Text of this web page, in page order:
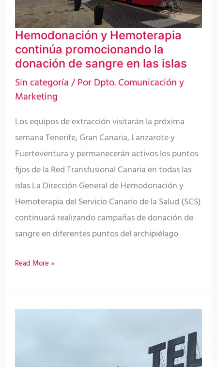
Hemodonación y Hemoterapia
continúa promocionando la
donación de sangre en las islas
Sin categoría/ PorDpto. Comunicación y
Marketing
Los equipos de extracción visitarán la próxima
semana Tenerife, Gran Canaria, Lanzarote y
Fuerteventura y permanecerán activos los puntos
fijos de la Red Transfusional Canaria en todas las
islas La Dirección General de Hemodonación y
Hemoterapia del Servicio Canario de la Salud (SCS)
continuará realizando campañas de donación de
sangre en diferentes puntos del archipiélago
de
sangre
en
las
islas
Read More »